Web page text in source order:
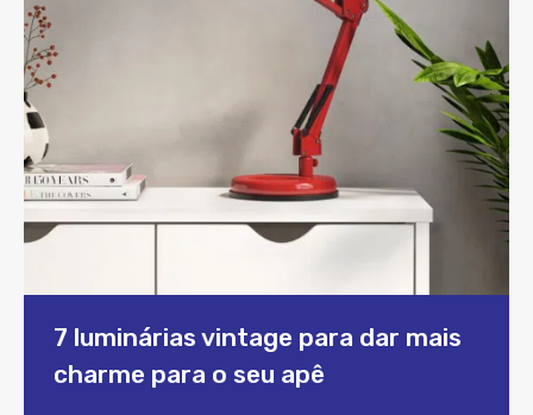
7 luminárias vintage para dar mais
charme para o seu apê